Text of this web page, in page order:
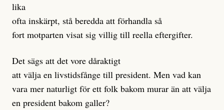
lika
ofta inskärpt, stå beredda att förhandla så
fort motparten visat sig villig till reella eftergifter.
Det sägs att det vore dåraktigt
att välja en livstidsfånge till president. Men vad kan
vara mer naturligt för ett folk bakom murar än att välja
en president bakom galler?